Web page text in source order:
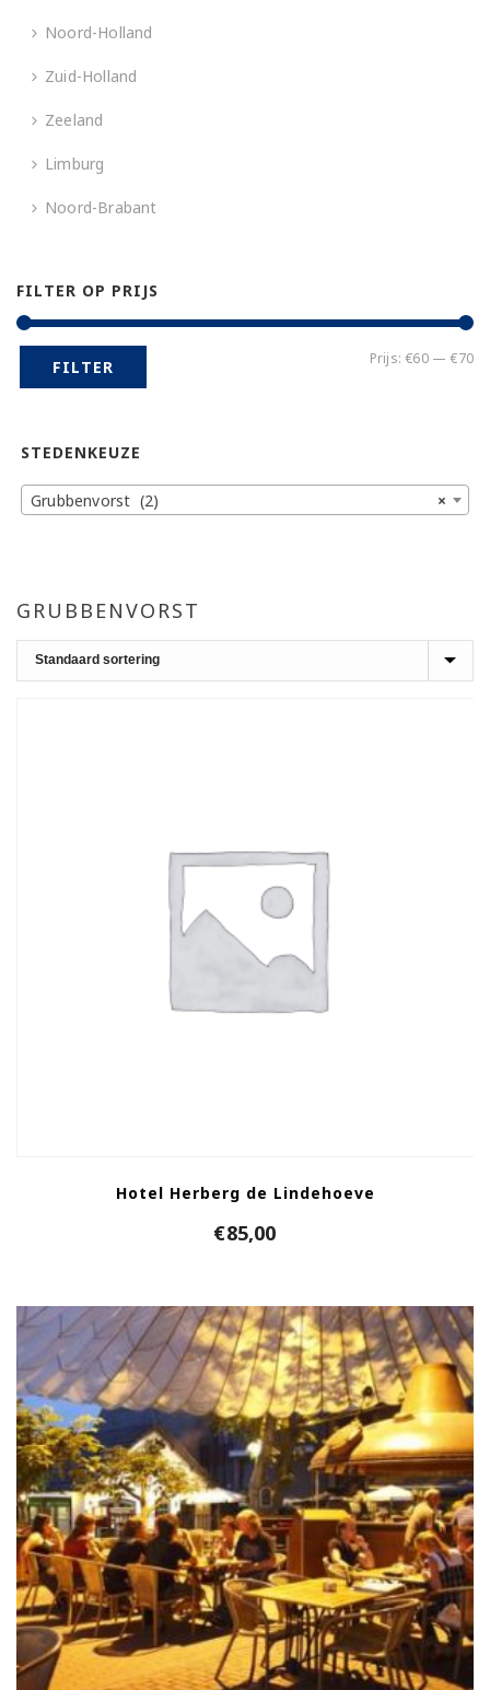
GRUBBENVORST
Hotel Herberg de Lindehoeve
€85,00
Noord-Holland
Zuid-Holland
Zeeland
Limburg
Noord-Brabant
FILTER OP PRIJS
FILTER Prijs:€60—€70
STEDENKEUZE
×
Grubbenvorst (2)